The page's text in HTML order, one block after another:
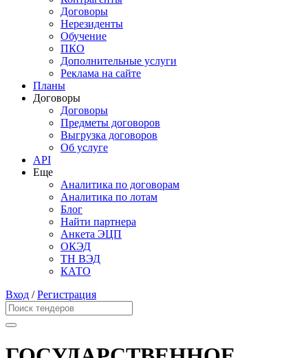
Договоры
Нерезиденты
Обучение
ПКО
Дополнительные услуги
Реклама на сайте
Планы
Договоры
Договоры
Предметы договоров
Выгрузка договоров
Об услуге
API
Еще
Аналитика по договорам
Аналитика по лотам
Блог
Найти партнера
Анкета ЭЦП
ОКЭД
ТН ВЭД
КАТО
Вход /Регистрация